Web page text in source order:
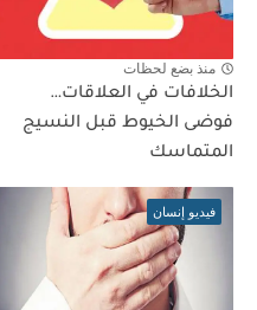
منذ بضع لحظات
الخلافات في العلاقات…
فوضى الخيوط قبل النسيج
المتماسك
فيديو إنسان